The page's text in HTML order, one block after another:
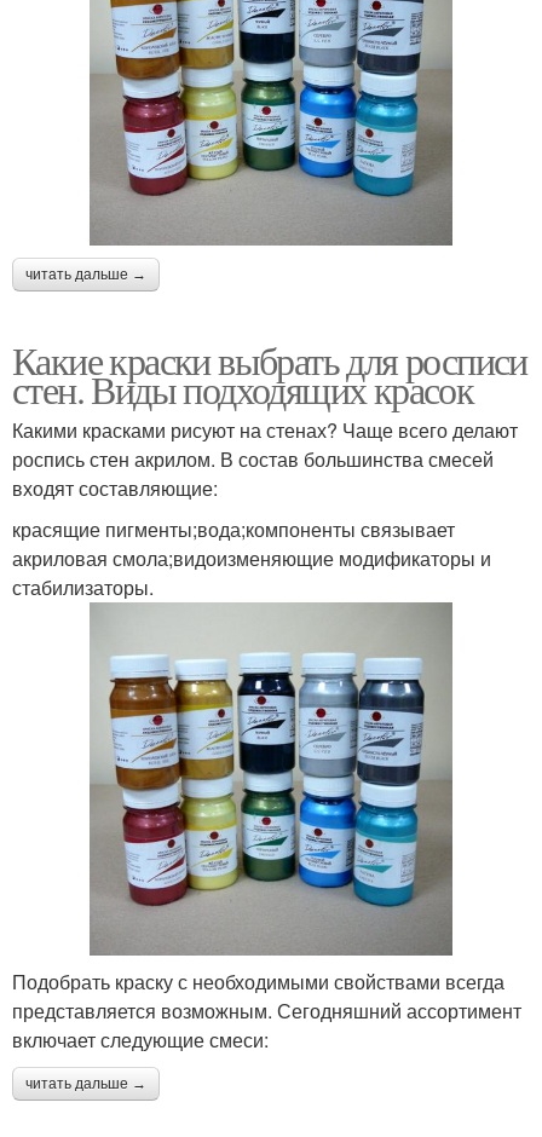
читать дальше →
Какие краски выбрать для росписи
стен. Виды подходящих красок
Какими красками рисуют на стенах? Чаще всего делают
роспись стен акрилом. В состав большинства смесей
входят составляющие:
красящие пигменты;вода;компоненты связывает
акриловая смола;видоизменяющие модификаторы и
стабилизаторы.
Подобрать краску с необходимыми свойствами всегда
представляется возможным. Сегодняшний ассортимент
включает следующие смеси:
читать дальше →